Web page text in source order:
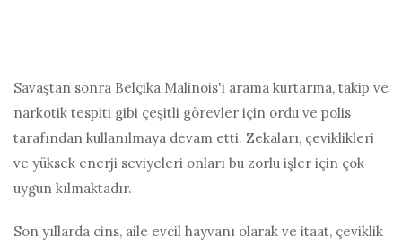
Savaştan sonra Belçika Malinois'i arama kurtarma, takip ve
narkotik tespiti gibi çeşitli görevler için ordu ve polis
tarafından kullanılmaya devam etti. Zekaları, çeviklikleri
ve yüksek enerji seviyeleri onları bu zorlu işler için çok
uygun kılmaktadır.
Son yıllarda cins, aile evcil hayvanı olarak ve itaat, çeviklik